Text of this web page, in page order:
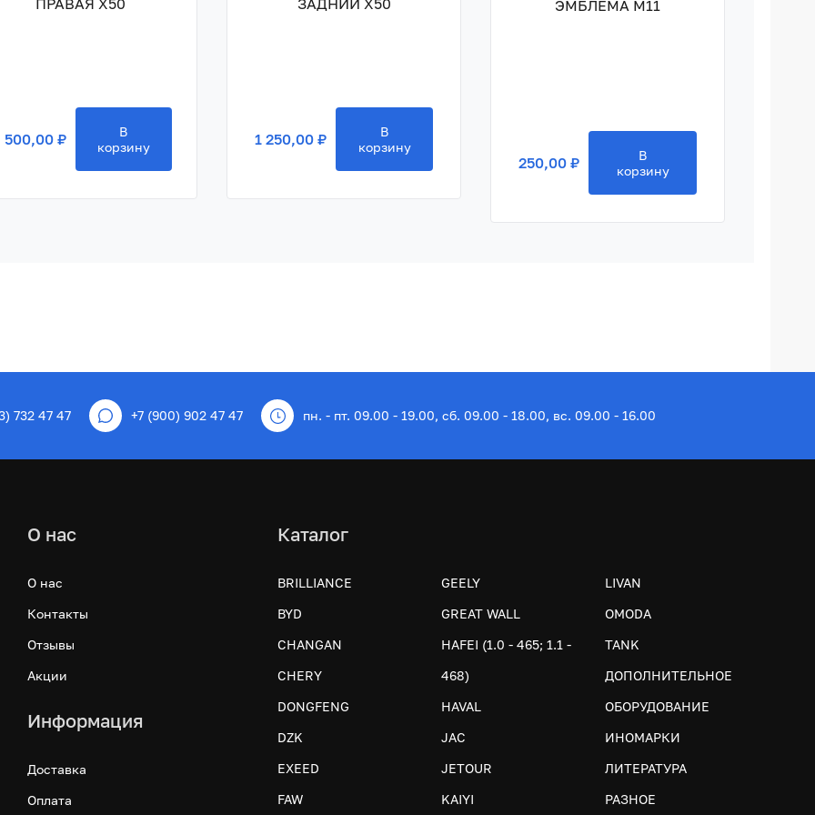
ПРАВАЯ X50
500,00 ₽
В
корзину
ЗАДНИЙ X50
1 250,00 ₽
В
корзину
ЭМБЛЕМА M11
250,00 ₽
В
корзину
732 47 47 +7 (900) 902 47 47 пн. - пт. 09.00 - 19.00, сб. 09.00 - 18.00, вс. 09.00 - 16.00
О нас
О нас
Контакты
Отзывы
Акции
Информация
Доставка
Оплата
Каталог
BRILLIANCE
BYD
CHANGAN
CHERY
DONGFENG
DZK
EXEED
FAW
GEELY
GREAT WALL
HAFEI (1.0 - 465; 1.1 -
468)
HAVAL
JAC
JETOUR
KAIYI
LIVAN
OMODA
TANK
ДОПОЛНИТЕЛЬНОЕ
ОБОРУДОВАНИЕ
ИНОМАРКИ
ЛИТЕРАТУРА
РАЗНОЕ